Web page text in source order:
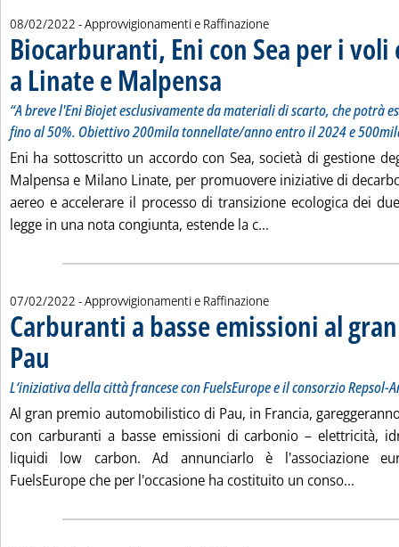
08/02/2022 - Approvvigionamenti e Raffinazione
Biocarburanti, Eni con Sea per i
a Linate e Malpensa . Sottotitolo: “A breve l'Eni Biojet
. Pubblicata martedì 08 febbraio 2022
“A breve l'Eni Biojet esclusivamente da materiali di scarto, che potrà
fino al 50%. Obiettivo 200mila tonnellate/anno entro il 2024 e
Eni ha sottoscritto un accordo con Sea, società di gestione
Malpensa e Milano Linate, per promuovere iniziative di
aereo e accelerare il processo di transizione ecologica dei
legge in una nota congiunta, estende la c...
07/02/2022 - Approvvigionamenti e Raffinazione
Carburanti a basse emissioni al
Pau . Sottotitolo: L‘iniziativa della città francese con FuelsEurope e il consorzio
L‘iniziativa della città francese con FuelsEurope e il consorzio Repsol-
Al gran premio automobilistico di Pau, in Francia,
con carburanti a basse emissioni di carbonio – elettricità,
liquidi low carbon. Ad annunciarlo è l'associazione
FuelsEurope che per l'occasione ha costituito un conso...